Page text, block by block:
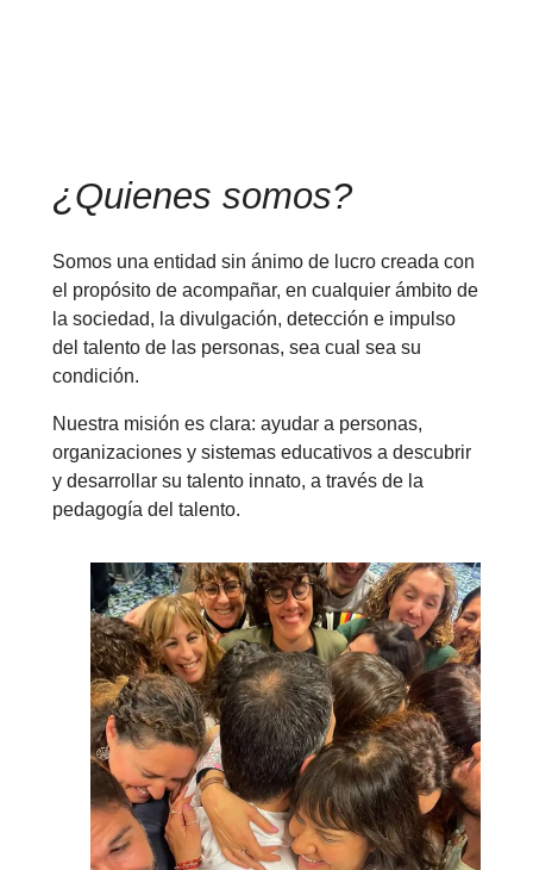
¿Quienes somos?
Somos una entidad sin ánimo de lucro creada con
el propósito de acompañar, en cualquier ámbito de
la sociedad, la divulgación, detección e impulso
del talento de las personas, sea cual sea su
condición.
Nuestra misión es clara: ayudar a personas,
organizaciones y sistemas educativos a descubrir
y desarrollar su talento innato, a través de la
pedagogía del talento.